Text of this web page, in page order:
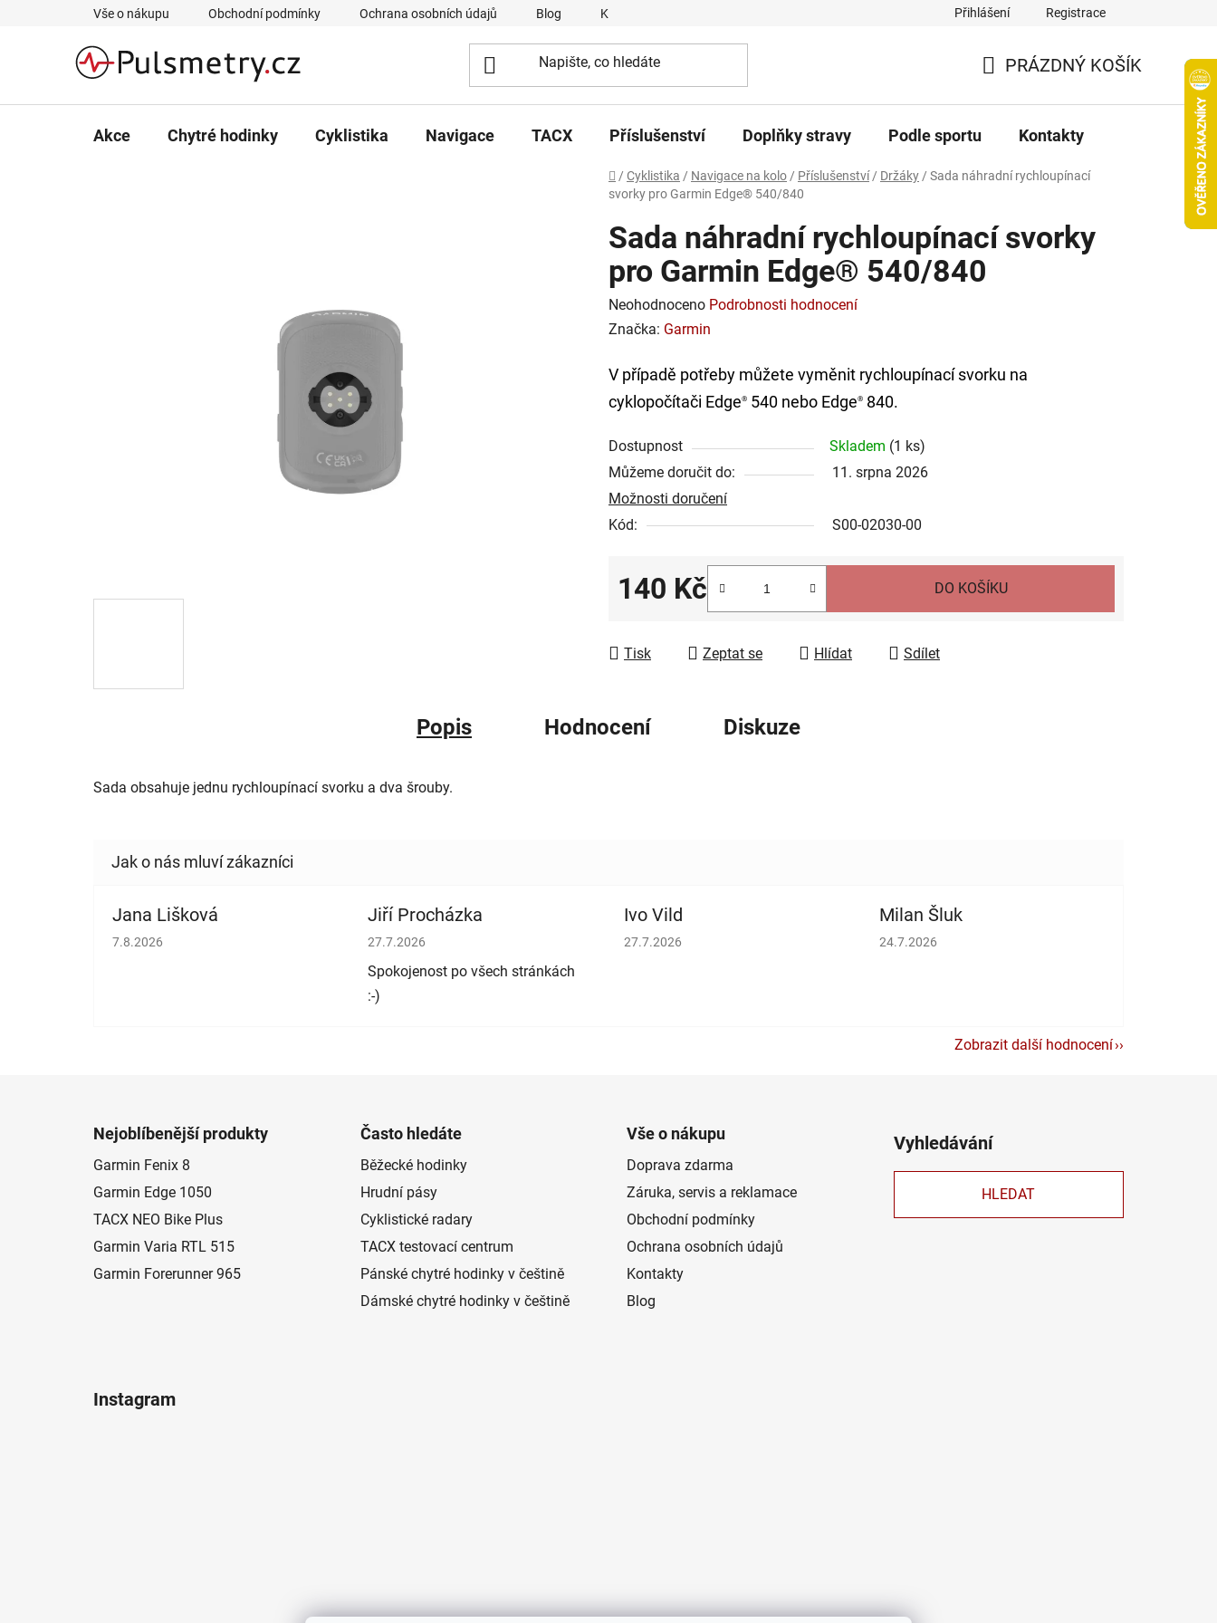
Vše o nákupu Obchodní podmínky Ochrana osobních údajů Blog Kontakty Přihlášení Registrace
KOŠÍK
PRÁZDNÝ KOŠÍK
Akce Chytré hodinky Cyklistika Navigace TACX Příslušenství Doplňky stravy Podle sportu Kontakty
Domů
/ Cyklistika / Navigace na kolo / Příslušenství / Držáky / Sada náhradní rychloupínací
svorky pro Garmin Edge® 540/840
Sada náhradní rychloupínací svorky
pro Garmin Edge® 540/840
Průměrné
hodnocení
je
0,0
5
hvězdiček.
Neohodnoceno Podrobnosti hodnocení
Značka: Garmin
V případě potřeby můžete vyměnit rychloupínací svorku na
cyklopočítači Edge® 540 nebo Edge® 840.
Dostupnost Skladem (1 ks)
Můžeme doručit do:
11. srpna 2026
Možnosti doručení
Kód:
S00-02030-00
140 Kč DO KOŠÍKU
Tisk Zeptat se Hlídat Sdílet
Popis Hodnocení Diskuze
Sada obsahuje jednu rychloupínací svorku a dva šrouby.
Jana Lišková
Hodnocení obchodu je 5 z 5 hvězdiček.
7.8.2026
Jiří Procházka
Hodnocení obchodu je 5 z 5 hvězdiček.
27.7.2026
Spokojenost po všech stránkách
:-)
Ivo Vild
Hodnocení obchodu je 5 z 5 hvězdiček.
27.7.2026
Milan Šluk
Hodnocení obchodu je 5 z 5 hvězdiček.
24.7.2026
Zobrazit další hodnocení
Nejoblíbenější produkty
Garmin Fenix 8
Garmin Edge 1050
TACX NEO Bike Plus
Garmin Varia RTL 515
Garmin Forerunner 965
Často hledáte
Běžecké hodinky
Hrudní pásy
Cyklistické radary
TACX testovací centrum
Pánské chytré hodinky v češtině
Dámské chytré hodinky v češtině
Vše o nákupu
Doprava zdarma
Záruka, servis a reklamace
Obchodní podmínky
Ochrana osobních údajů
Kontakty
Blog
Vyhledávání
HLEDAT
Instagram